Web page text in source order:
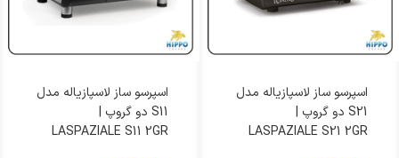
اسپرسو ساز لاسپازیاله مدل
S11 دو گروپ |
LASPAZIALE S11 2GR
اسپرسو ساز لاسپازیاله مدل
S11 تک گروپ |
LASPAZIALE S11 1GR